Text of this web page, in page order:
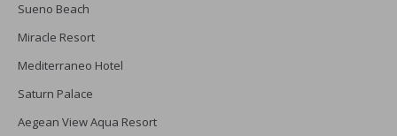
Sueno Beach
Miracle Resort
Mediterraneo Hotel
Saturn Palace
Aegean View Aqua Resort